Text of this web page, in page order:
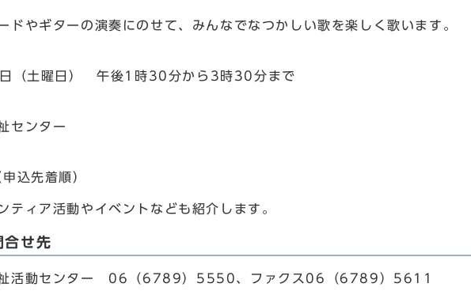
ドやギターの演奏にのせて、みんなでなつかしい歌を楽しく歌います。
（土曜日） 午後1時30分から3時30分まで
センター
込先着順）
ィア活動やイベントなども紹介します。
合せ先
活動センター 06（6789）5550、ファクス06（6789）5611